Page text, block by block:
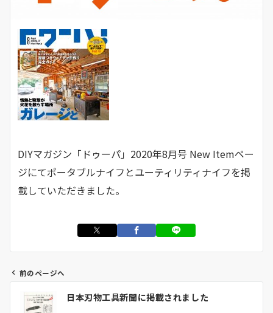
DIYマガジン「ドゥーパ」2020年8月号 New Itemペー
ジにてポータブルナイフとユーティリティナイフを掲
載していただきました。
前のページへ
日本刃物工具新聞に掲載されました